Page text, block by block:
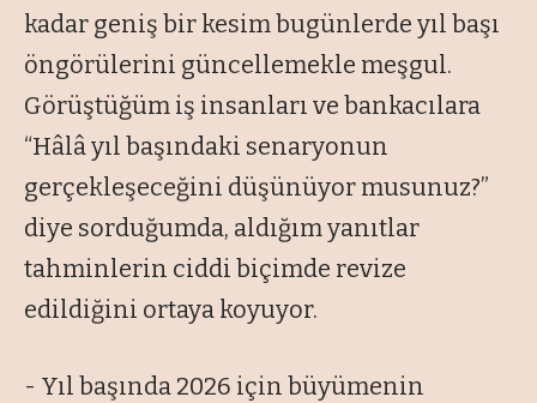
kadar geniş bir kesim bugünlerde yıl başı
öngörülerini güncellemekle meşgul.
Görüştüğüm iş insanları ve bankacılara
“Hâlâ yıl başındaki senaryonun
gerçekleşeceğini düşünüyor musunuz?”
diye sorduğumda, aldığım yanıtlar
tahminlerin ciddi biçimde revize
edildiğini ortaya koyuyor.
- Yıl başında 2026 için büyümenin